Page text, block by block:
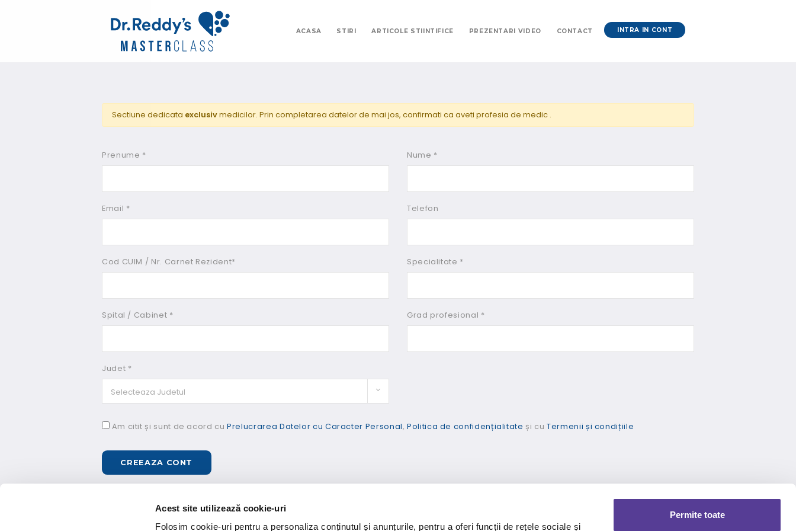
Acest site utilizează cookie-uri
Folosim cookie-uri pentru a personaliza conținutul și anunțurile, pentru a oferi funcții de rețele sociale și
Permite toate
ACASA STIRI ARTICOLE STIINTIFICE PREZENTARI VIDEO CONTACT INTRA IN CONT
Sectiune dedicata exclusivmedicilor. Prin completarea datelor de mai jos, confirmati ca aveti profesia de medic .
Prenume * Nume *
Email * Telefon
Cod CUIM / Nr. Carnet Rezident* Specialitate *
Spital / Cabinet * Grad profesional *
Judet *
Am citit și sunt de acord cuPrelucrarea Datelor cu Caracter Personal,Politica de confidențialitate și cuTermenii și condițiile